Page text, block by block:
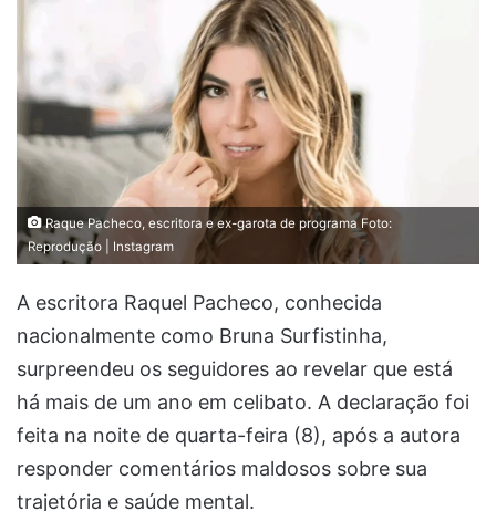
Raque Pacheco, escritora e ex-garota de programa Foto:
Reprodução | Instagram
A escritora Raquel Pacheco, conhecida
nacionalmente como Bruna Surfistinha,
surpreendeu os seguidores ao revelar que está
há mais de um ano em celibato. A declaração foi
feita na noite de quarta-feira (8), após a autora
responder comentários maldosos sobre sua
trajetória e saúde mental.